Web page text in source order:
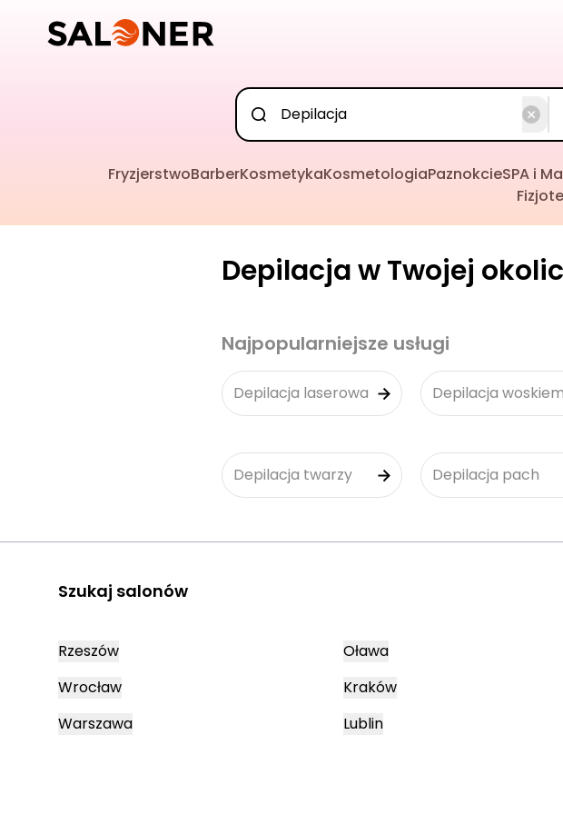
FryzjerstwoBarberKosmetykaKosmetologiaPaznokcieSPA i
Depilacja w Twojej
Najpopularniejsze usługi
Depilacja laserowa Depilacja woskiem
Depilacja twarzy Depilacja pach
Szukaj salonów
Rzeszów
Wrocław
Warszawa
Oława
Kraków
Lublin